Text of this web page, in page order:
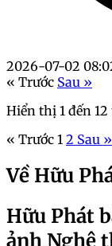
2026-07-02
« Trước Sau »
Hiển thị 1 đến 12
« Trước 1 2 Sau »
Về Hữu
Hữu Phát
ảnh Nghệ